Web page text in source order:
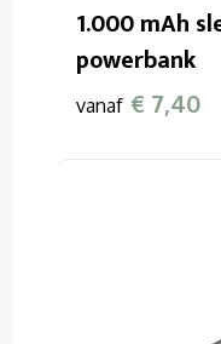
1.000 mAh
powerbank
vanaf € 7,40